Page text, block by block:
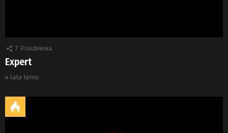
7 Polubienia
Expert
4 lata temu